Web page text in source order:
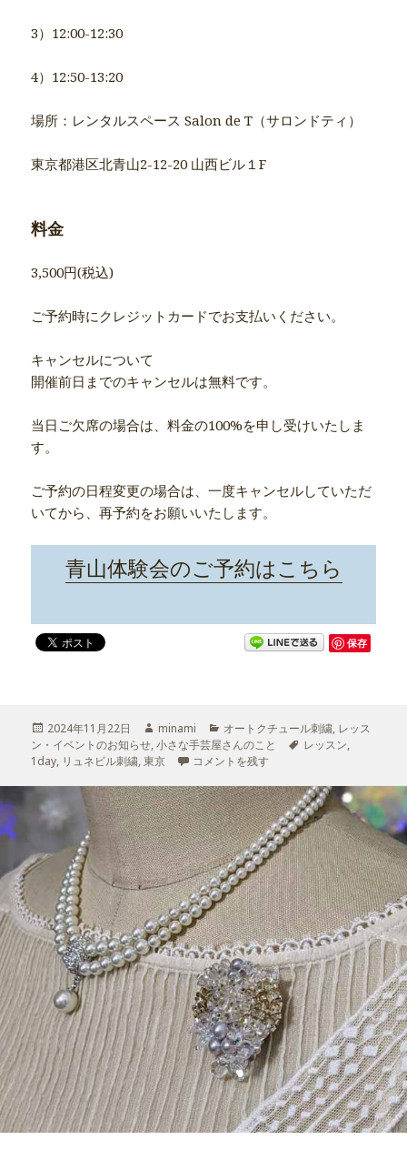
3）12:00-12:30
4）12:50-13:20
場所：レンタルスペース Salon de T（サロンドティ）
東京都港区北青山2-12-20 山西ビル１F
料金
3,500円(税込)
ご予約時にクレジットカードでお支払いください。
キャンセルについて
開催前日までのキャンセルは無料です。
当日ご欠席の場合は、料金の100%を申し受けいたしま
す。
ご予約の日程変更の場合は、一度キャンセルしていただ
いてから、再予約をお願いいたします。
青山体験会のご予約はこちら
保存
投
稿
日:
2024年11月22日
作
成
者
minami
カ
テ
ゴ
ー
オートクチュール刺繍, レッス
ン・イベントのお知らせ,小さな手芸屋さんのこと
タ
レッスン,
1day, リュネビル刺繍,東京 1年の締めくくり☆年内最後のリュネビル
コメントを残す